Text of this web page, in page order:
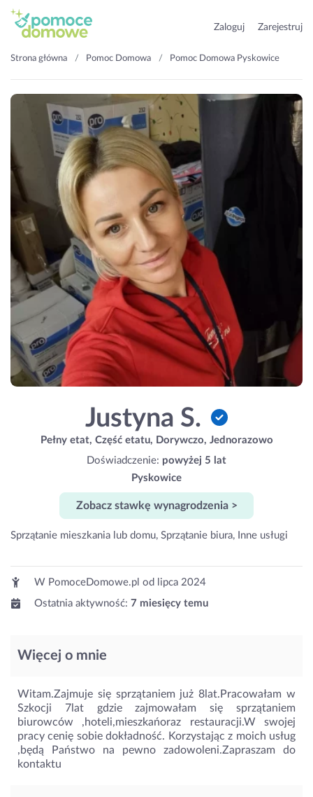
Zaloguj Zarejestruj
Strona główna Pomoc Domowa Pomoc Domowa Pyskowice
Justyna S.
Pełny etat, Część etatu, Dorywczo, Jednorazowo
Doświadczenie: powyżej 5 lat
Pyskowice
Zobacz stawkę wynagrodzenia >
Sprzątanie mieszkania lub domu, Sprzątanie biura, Inne usługi
W PomoceDomowe.pl od
lipca 2024
Ostatnia aktywność: 7 miesięcy temu
Więcej o mnie
Witam.Zajmuje się sprzątaniem już 8lat.Pracowałam w
Szkocji 7lat gdzie zajmowałam się sprzątaniem
biurowców ,hoteli,mieszkańoraz restauracji.W swojej
pracy cenię sobie dokładność. Korzystając z moich usług
,będą Państwo na pewno zadowoleni.Zapraszam do
kontaktu